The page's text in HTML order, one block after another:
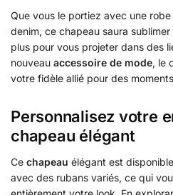
Que vous le portiez avec une
denim, ce chapeau saura
plus pour vous projeter dans des
nouveau accessoire de mode, le
votre fidèle allié pour des
Personnalisez votre
chapeau élégant
Ce chapeau élégant est
avec des rubans variés, ce qui